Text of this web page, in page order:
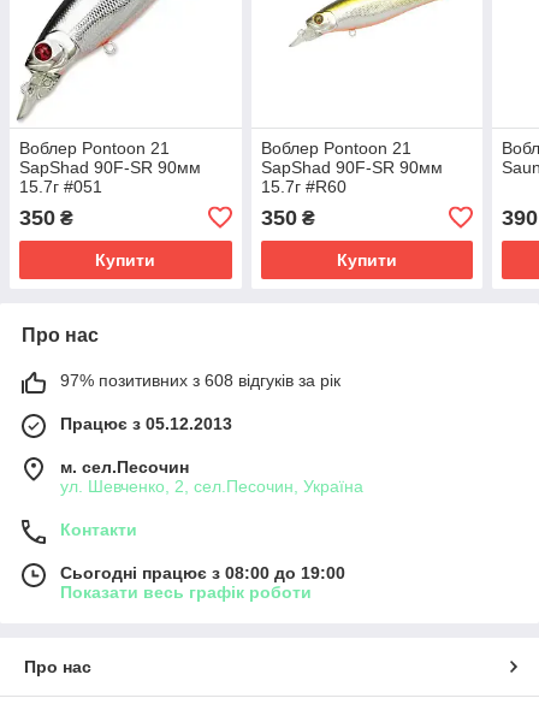
Воблер Pontoon 21
SapShad 90F-SR 90мм
15.7г #051
350 ₴
Купити
Воблер Pontoon 21
SapShad 90F-SR 90мм
15.7г #R60
350₴
Купити
390
Про нас
97% позитивних з 608 відгуків за рік
Працює з 05.12.2013
м. сел.Песочин
ул. Шевченко, 2, сел.Песочин, Україна
Контакти
Сьогодні працює з 08:00 до 19:00
Показати весь графік роботи
Про нас